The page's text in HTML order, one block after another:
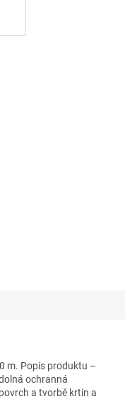
m. Popis produktu –
ochranná
a tvorbě krtin a